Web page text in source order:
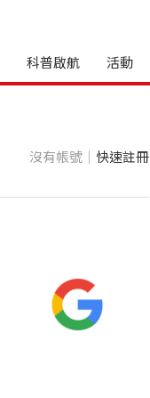
科普啟航 活動
沒有帳號｜ 快速註冊